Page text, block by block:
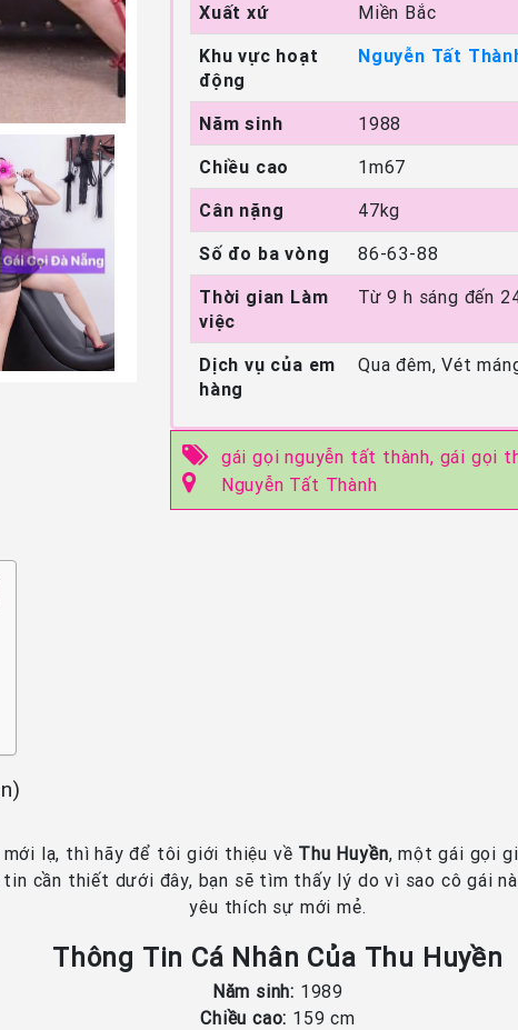
Xuất xứ
Miền Bắc
Khu vực hoạt
động
Nguyễn Tất
Năm sinh
1988
Chiều cao
1m67
Cân nặng
47kg
Số đo ba vòng
86-63-88
Thời gian Làm
việc
Từ 9 h sáng đến
Dịch vụ của em
hàng
Qua đêm, Vét
gái gọi nguyễn tất thành, gái gọi
Nguyễn Tất Thành
lạ, thì hãy để tôi giới thiệu về Thu Huyền, một gái gọi
tin cần thiết dưới đây, bạn sẽ tìm thấy lý do vì sao cô gái
yêu thích sự mới mẻ.
Thông Tin Cá Nhân Của Thu Huyền
Năm sinh: 1989
Chiều cao: 159 cm